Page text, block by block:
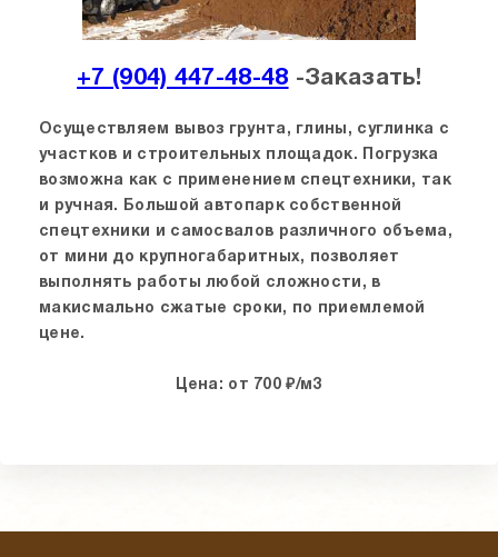
+7 (904) 447-48-48 -Заказать!
Осуществляем вывоз грунта, глины, суглинка с
участков и строительных площадок. Погрузка
возможна как с применением спецтехники, так
и ручная. Большой автопарк собственной
спецтехники и самосвалов различного объема,
от мини до крупногабаритных, позволяет
выполнять работы любой сложности, в
макисмально сжатые сроки, по приемлемой
цене.
Цена: от 700 ₽/м3